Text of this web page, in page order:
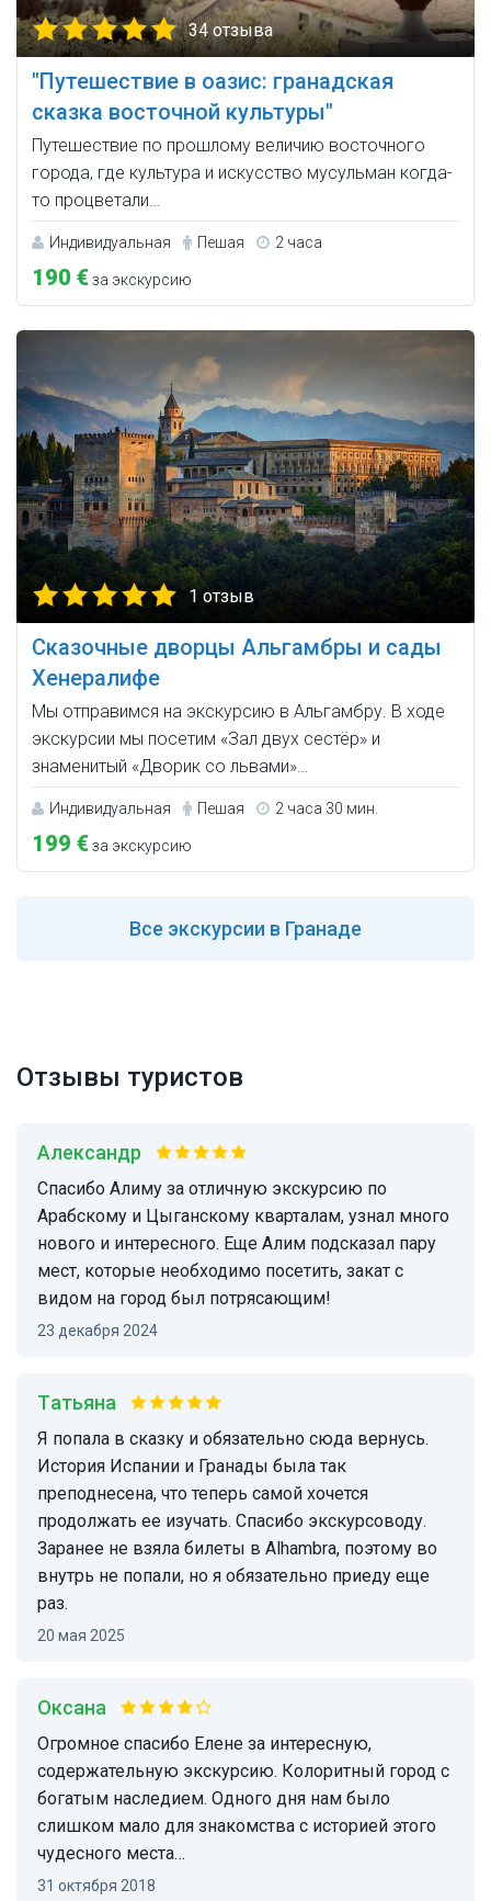
34 отзыва
"Путешествие в оазис: гранадская
сказка восточной культуры"
Путешествие по прошлому величию восточного
города, где культура и искусство мусульман когда-
то процветали…
Индивидуальная Пешая 2 часа
190 €за экскурсию
1 отзыв
Сказочные дворцы Альгамбры и сады
Хенералифе
Мы отправимся на экскурсию в Альгамбру. В ходе
экскурсии мы посетим «Зал двух сестёр» и
знаменитый «Дворик со львами»…
Индивидуальная Пешая 2 часа 30 мин.
199 €за экскурсию
Все экскурсии в Гранаде
Отзывы туристов
Александр
Спасибо Алиму за отличную экскурсию по
Арабскому и Цыганскому кварталам, узнал много
нового и интересного. Еще Алим подсказал пару
мест, которые необходимо посетить, закат с
видом на город был потрясающим!
23 декабря 2024
Татьяна
Я попала в сказку и обязательно сюда вернусь.
История Испании и Гранады была так
преподнесена, что теперь самой хочется
продолжать ее изучать. Спасибо экскурсоводу.
Заранее не взяла билеты в Alhambra, поэтому во
внутрь не попали, но я обязательно приеду еще
раз.
20 мая 2025
Оксана
Огромное спасибо Елене за интересную,
содержательную экскурсию. Колоритный город с
богатым наследием. Одного дня нам было
слишком мало для знакомства с историей этого
чудесного места…
31 октября 2018